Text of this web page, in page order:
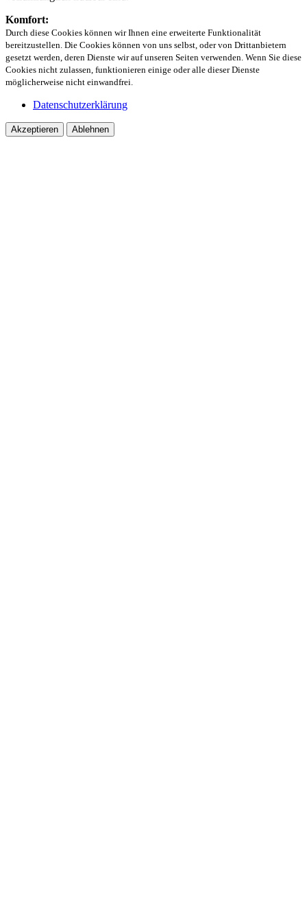
Komfort:
Durch diese Cookies können wir Ihnen eine erweiterte Funktionalität
bereitzustellen. Die Cookies können von uns selbst, oder von Drittanbietern
gesetzt werden, deren Dienste wir auf unseren Seiten verwenden. Wenn Sie diese
Cookies nicht zulassen, funktionieren einige oder alle dieser Dienste
möglicherweise nicht einwandfrei.
Datenschutzerklärung
Akzeptieren Ablehnen